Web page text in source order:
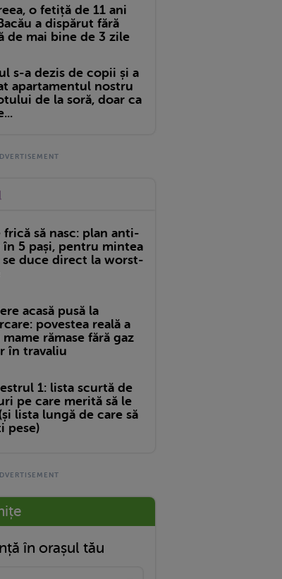
o fetiță de 11 ani
a dispărut fără
de mai bine de 3 zile
s-a dezis de copii și a
apartamentul nostru
de la soră, doar ca
frică să nasc: plan anti-
în 5 pași, pentru mintea
se duce direct la worst-
acasă pusă la
povestea reală a
rămase fără gaz
în travaliu
1: lista scurtă de
pe care merită să le
lista lungă de care să
pese)
în orașul tău